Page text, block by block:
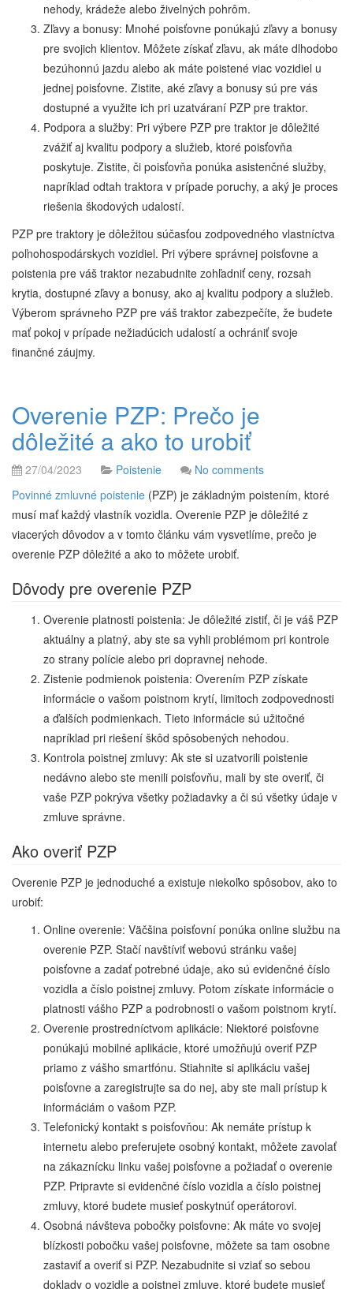
nehody, krádeže alebo živelných pohrôm.
Zľavy a bonusy: Mnohé poisťovne ponúkajú zľavy a bonusy
pre svojich klientov. Môžete získať zľavu, ak máte dlhodobo
bezúhonnú jazdu alebo ak máte poistené viac vozidiel u
jednej poisťovne. Zistite, aké zľavy a bonusy sú pre vás
dostupné a využite ich pri uzatváraní PZP pre traktor.
Podpora a služby: Pri výbere PZP pre traktor je dôležité
zvážiť aj kvalitu podpory a služieb, ktoré poisťovňa
poskytuje. Zistite, či poisťovňa ponúka asistenčné služby,
napríklad odtah traktora v prípade poruchy, a aký je proces
riešenia škodových udalostí.
PZP pre traktory je dôležitou súčasťou zodpovedného vlastníctva
poľnohospodárskych vozidiel. Pri výbere správnej poisťovne a
poistenia pre váš traktor nezabudnite zohľadniť ceny, rozsah
krytia, dostupné zľavy a bonusy, ako aj kvalitu podpory a služieb.
Výberom správneho PZP pre váš traktor zabezpečíte, že budete
mať pokoj v prípade nežiadúcich udalostí a ochrániť svoje
finančné záujmy.
Overenie PZP: Prečo je
dôležité a ako to urobiť
27/04/2023 Poistenie
No comments
Povinné zmluvné poistenie (PZP) je základným poistením, ktoré
musí mať každý vlastník vozidla. Overenie PZP je dôležité z
viacerých dôvodov a v tomto článku vám vysvetlíme, prečo je
overenie PZP dôležité a ako to môžete urobiť.
Dôvody pre overenie PZP
Overenie platnosti poistenia: Je dôležité zistiť, či je váš PZP
aktuálny a platný, aby ste sa vyhli problémom pri kontrole
zo strany polície alebo pri dopravnej nehode.
Zistenie podmienok poistenia: Overením PZP získate
informácie o vašom poistnom krytí, limitoch zodpovednosti
a ďalších podmienkach. Tieto informácie sú užitočné
napríklad pri riešení škôd spôsobených nehodou.
Kontrola poistnej zmluvy: Ak ste si uzatvorili poistenie
nedávno alebo ste menili poisťovňu, mali by ste overiť, či
vaše PZP pokrýva všetky požiadavky a či sú všetky údaje v
zmluve správne.
Ako overiť PZP
Overenie PZP je jednoduché a existuje niekoľko spôsobov, ako to
urobiť:
Online overenie: Väčšina poisťovní ponúka online službu na
overenie PZP. Stačí navštíviť webovú stránku vašej
poisťovne a zadať potrebné údaje, ako sú evidenčné číslo
vozidla a číslo poistnej zmluvy. Potom získate informácie o
platnosti vášho PZP a podrobnosti o vašom poistnom krytí.
Overenie prostredníctvom aplikácie: Niektoré poisťovne
ponúkajú mobilné aplikácie, ktoré umožňujú overiť PZP
priamo z vášho smartfónu. Stiahnite si aplikáciu vašej
poisťovne a zaregistrujte sa do nej, aby ste mali prístup k
informáciám o vašom PZP.
Telefonický kontakt s poisťovňou: Ak nemáte prístup k
internetu alebo preferujete osobný kontakt, môžete zavolať
na zákaznícku linku vašej poisťovne a požiadať o overenie
PZP. Pripravte si evidenčné číslo vozidla a číslo poistnej
zmluvy, ktoré budete musieť poskytnúť operátorovi.
Osobná návšteva pobočky poisťovne: Ak máte vo svojej
blízkosti pobočku vašej poisťovne, môžete sa tam osobne
zastaviť a overiť si PZP. Nezabudnite si vziať so sebou
doklady o vozidle a poistnej zmluve, ktoré budete musieť